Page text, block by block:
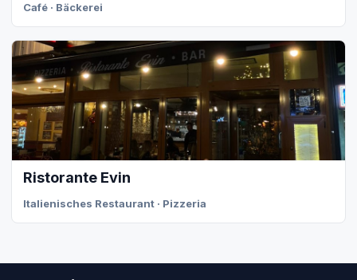
Café · Bäckerei
Ristorante Evin
Italienisches Restaurant · Pizzeria